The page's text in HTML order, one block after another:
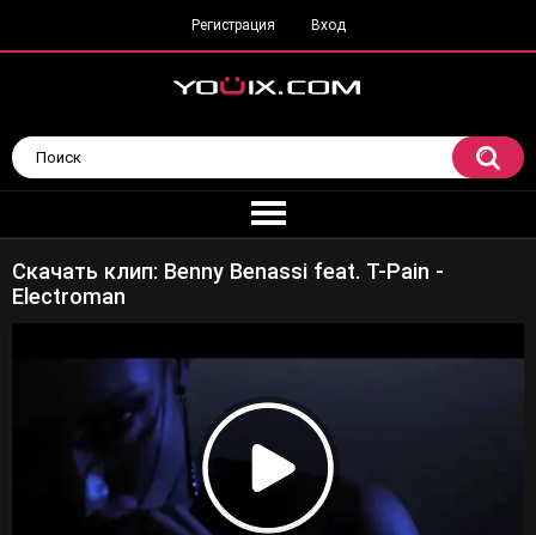
Регистрация Вход
Скачать клип: Benny Benassi feat. T-Pain -
Electroman